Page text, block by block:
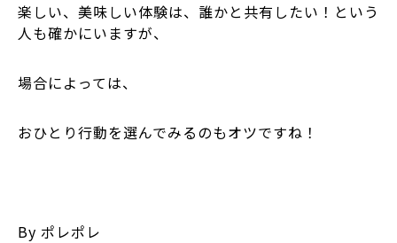
楽しい、美味しい体験は、誰かと共有したい！という
人も確かにいますが、
場合によっては、
おひとり行動を選んでみるのもオツですね！
By ポレポレ